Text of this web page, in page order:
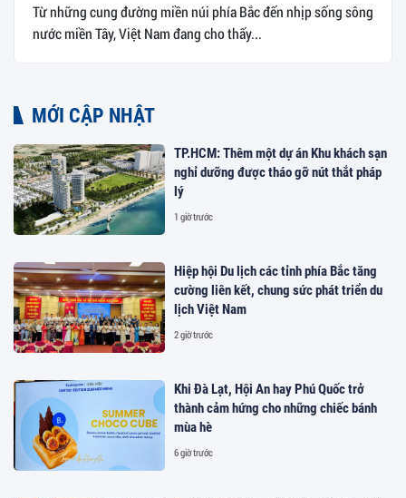
Từ những cung đường miền núi phía Bắc đến nhịp sống sông
nước miền Tây, Việt Nam đang cho thấy...
MỚI CẬP NHẬT
TP.HCM: Thêm một dự án Khu khách sạn
nghỉ dưỡng được tháo gỡ nút thắt pháp
lý
1 giờ trước
Hiệp hội Du lịch các tỉnh phía Bắc tăng
cường liên kết, chung sức phát triển du
lịch Việt Nam
2 giờ trước
Khi Đà Lạt, Hội An hay Phú Quốc trở
thành cảm hứng cho những chiếc bánh
mùa hè
6 giờ trước